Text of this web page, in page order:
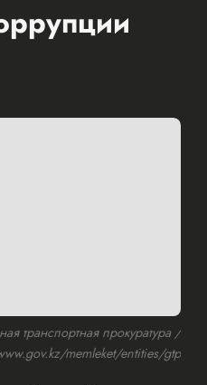
транспортная прокуратура /
memleket/entities/gtp